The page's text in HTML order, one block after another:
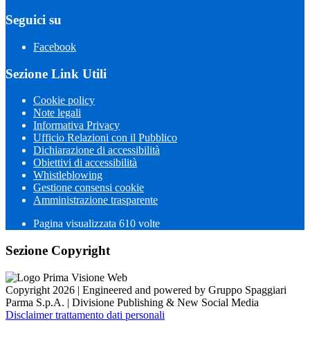
Seguici su
Facebook
Sezione Link Utili
Cookie policy
Note legali
Informativa Privacy
Ufficio Relazioni con il Pubblico
Dichiarazione di accessibilità
Obiettivi di accessibilità
Whistleblowing
Gestione consensi cookie
Amministrazione trasparente
Pagina visualizzata 610 volte
Sezione Copyright
Copyright 2026 | Engineered and powered by Gruppo Spaggiari
Parma S.p.A. | Divisione Publishing & New Social Media
Disclaimer trattamento dati personali